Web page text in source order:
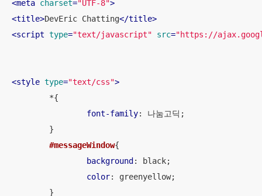
<meta charset="UTF-8">
<title>DevEric Chatting</title>
<script type="text/javascript" src="https://
<style type="text/css">
font-family: 나눔고딕;
#messageWindow{
background : black;
color: greenyellow;